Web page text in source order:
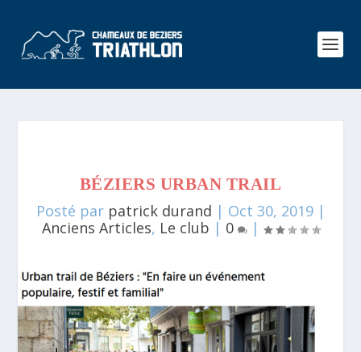
BÉZIERS URBAN TRAIL
Posté par patrick durand | Oct 30, 2019|
Anciens Articles, Le club | 0 |